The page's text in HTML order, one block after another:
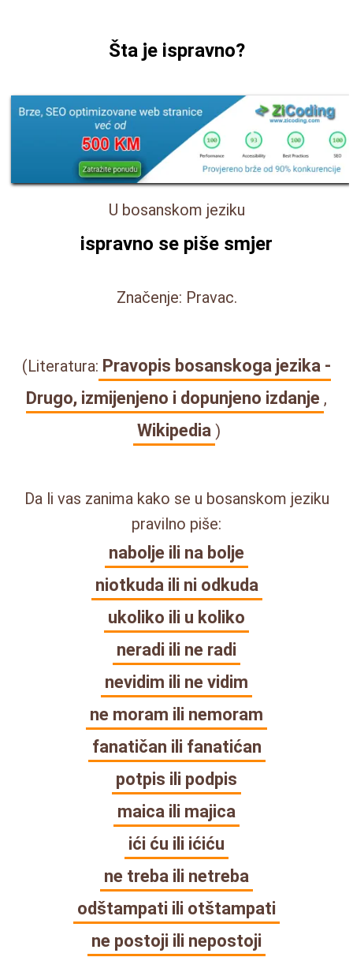
Šta je ispravno?
U bosanskom jeziku
ispravno se piše smjer
Značenje: Pravac.
(Literatura: Pravopis bosanskoga jezika -
Drugo, izmijenjeno i dopunjeno izdanje ,
Wikipedia )
Da li vas zanima kako se u bosanskom jeziku
pravilno piše:
nabolje ili na bolje
niotkuda ili ni odkuda
ukoliko ili u koliko
neradi ili ne radi
nevidim ili ne vidim
ne moram ili nemoram
fanatičan ili fanatićan
potpis ili podpis
maica ili majica
ići ću ili ićiću
ne treba ili netreba
odštampati ili otštampati
ne postoji ili nepostoji